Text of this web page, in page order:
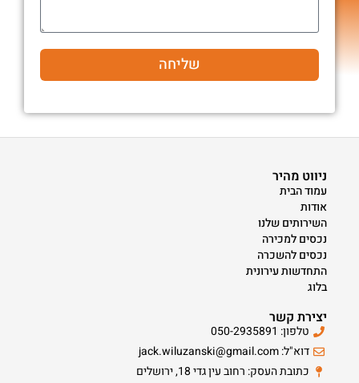
שליחה
ניווט מהיר
עמוד הבית
אודות
השירותים שלנו
נכסים למכירה
נכסים להשכרה
התחדשות עירונית
בלוג
יצירת קשר
טלפון: 050-2935891
דוא"ל: jack.wiluzanski@gmail.com
כתובת העסק: רחוב עין גדי 18, ירושלים